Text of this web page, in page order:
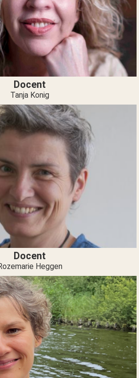
Docent
Tanja Konig
Docent
Heggen